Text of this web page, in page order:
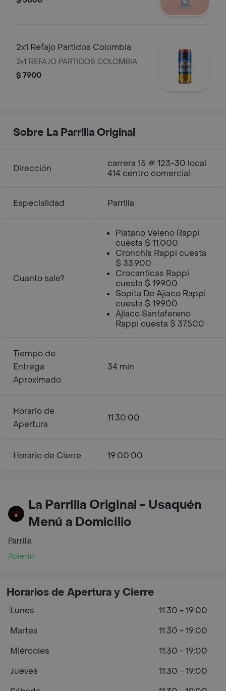
2x1 Refajo Partidos Colombia
2x1 REFAJO PARTIDOS COLOMBIA
$ 7900
Sobre La Parrilla Original
Dirección
carrera 15 # 123-30 local
414 centro comercial
Especialidad Parrilla
Cuanto sale?
Platano Veleno Rappi
cuesta $ 11.000
Cronchis Rappi cuesta
$ 33.900
Crocanticas Rappi
cuesta $ 19.900
Sopita De Ajiaco Rappi
cuesta $ 19.900
Ajiaco Santafereno
Rappi cuesta $ 37.500
Tiempo de
Entrega
Aproximado
34 min
Horario de
Apertura
11:30:00
Horario de Cierre 19:00:00
La Parrilla Original - Usaquén
Menú a Domicilio
Parrilla
Abierto
Horarios de Apertura y Cierre
Lunes
11:30 - 19:00
Martes
11:30 - 19:00
Miércoles
11:30 - 19:00
Jueves
11:30 - 19:00